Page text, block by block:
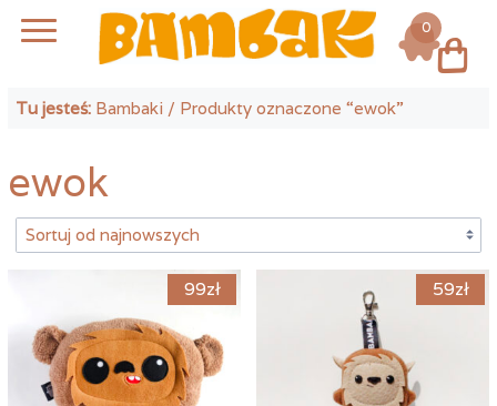
Tu jesteś: Bambaki / Produkty oznaczone “ewok”
ewok
99zł 59zł
Log in
0